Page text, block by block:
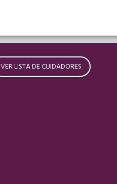
VER LISTA DE CUIDADORES